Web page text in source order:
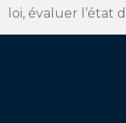
loi, évaluer l’état